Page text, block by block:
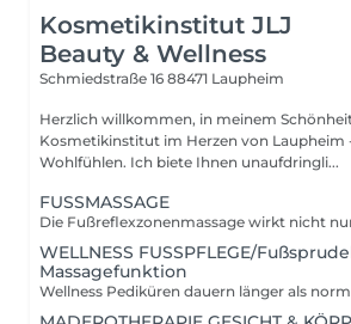
Kosmetikinstitut JLJ
Beauty & Wellness
Schmiedstraße 16 88471 Laupheim
Herzlich willkommen, in meinem
Kosmetikinstitut im Herzen von Laupheim
Wohlfühlen. Ich biete Ihnen unaufdringli...
FUSSMASSAGE
WELLNESS FUSSPFLEGE/
Massagefunktion